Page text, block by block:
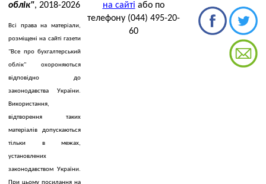
облік", 2018-2026
Всі права на матеріали,
розміщені на сайті газети
"Все про бухгалтерський
облік" охороняються
відповідно до
законодавства України.
Використання,
відтворення таких
матеріалів допускаються
тільки в межах,
установлених
законодавством України.
При цьому посилання на
на сайті або по
телефону (044) 495-20-
60